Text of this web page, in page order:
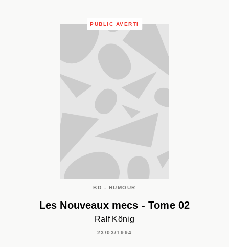
PUBLIC AVERTI
BD - HUMOUR
Les Nouveaux mecs - Tome 02
Ralf König
23/03/1994